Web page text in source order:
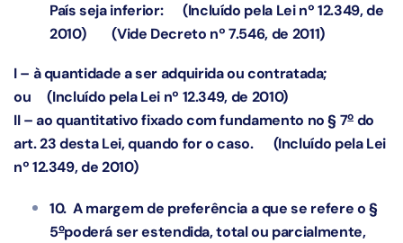
País seja inferior: (Incluído pela Lei nº 12.349, de
2010)
(Vide Decreto nº 7.546, de 2011)
I – à quantidade a ser adquirida ou contratada;
ou(Incluído pela Lei nº 12.349, de 2010)
II – ao quantitativo fixado com fundamento no § 7o do
art. 23 desta Lei, quando for o caso. (Incluído pela Lei
nº 12.349, de 2010)
10. A margem de preferência a que se refere o §
5opoderá ser estendida, total ou parcialmente,